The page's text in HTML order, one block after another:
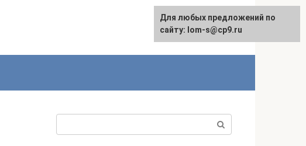
Для любых предложений по
сайту: lom-s@cp9.ru